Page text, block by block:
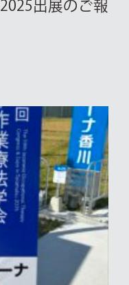
出展のご報